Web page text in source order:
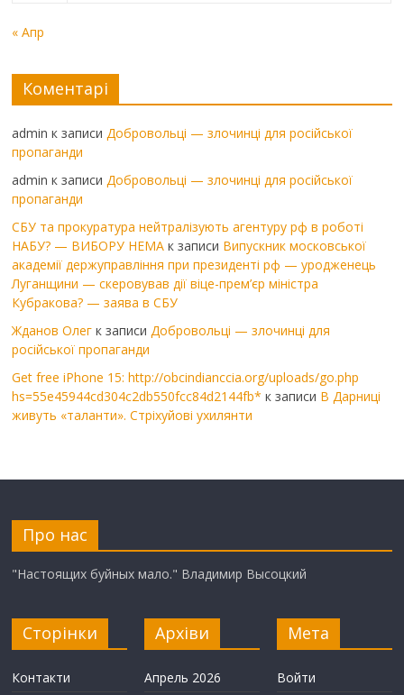
« Апр
Коментарі
admin к записи Добровольці — злочинці для російської
пропаганди
admin к записи Добровольці — злочинці для російської
пропаганди
СБУ та прокуратура нейтралізують агентуру рф в роботі
НАБУ? — ВИБОРУ НЕМА к записи Випускник московської
академії держуправління при президенті рф — уродженець
Луганщини — скеровував дії віце-прем’єр міністра
Кубракова? — заява в СБУ
Жданов Олег к записи Добровольці — злочинці для
російської пропаганди
Get free iPhone 15: http://obcindianccia.org/uploads/go.php
hs=55e45944cd304c2db550fcc84d2144fb* к записи В Дарниці
живуть «таланти». Стріхуйові ухилянти
Про нас
"Настоящих буйных мало." Владимир Высоцкий
Сторінки
Контакти
Архіви
Апрель 2026
Мета
Войти